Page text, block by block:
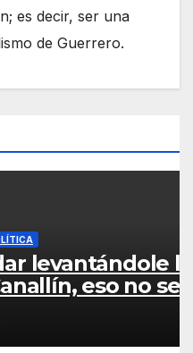
es decir, ser una
de Guerrero.
levantándole la
eso no se